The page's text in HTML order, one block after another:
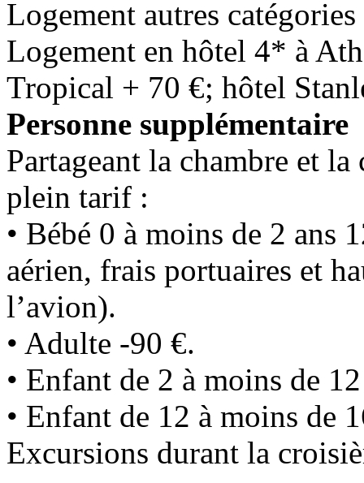
Logement autres
Logement en hôtel 4* à
Tropical + 70 €; hôtel
Personne supplémentaire
Partageant la chambre et
plein tarif :
• Bébé 0 à moins de 2
aérien, frais portuaires et
l’avion).
• Adulte -90 €.
• Enfant de 2 à moins de
• Enfant de 12 à moins de
Excursions durant la